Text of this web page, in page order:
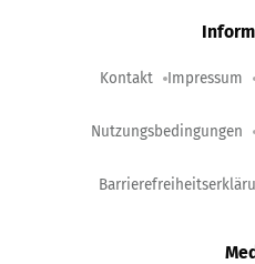
Kontakt Impressum
Nutzungsbedingungen